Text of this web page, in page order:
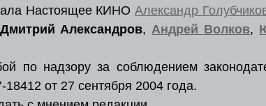
Настоящее КИНО Александр
Дмитрий Александров,Андрей Волков,
по надзору за соблюдением
от 27 сентября 2004 года.